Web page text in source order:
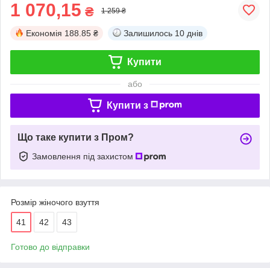
1 070,15 ₴ 1 259 ₴
Економія 188.85 ₴ Залишилось 10 днів
Купити
або
Купити з
Що таке купити з Пром?
Замовлення під захистом
Розмір жіночого взуття
41 42 43
Готово до відправки